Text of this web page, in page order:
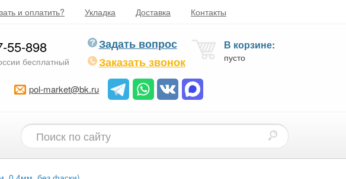
и оплатить? Укладка Доставка Контакты
55-898
бесплатный
Задать вопрос
Заказать звонок
В корзине:
пусто
pol-market@bk.ru